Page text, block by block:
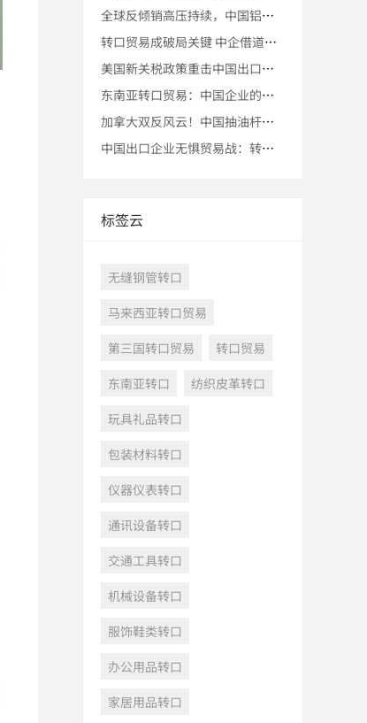
全球反倾销高压持续，中国铝材出口迎来“第三国转口”突破窗口
转口贸易成破局关键 中企借道第三国规避美对华145%关税壁垒
美国新关税政策重击中国出口，马来西亚转口贸易迎来新机遇
东南亚转口贸易：中国企业的新出海通道
加拿大双反风云！中国抽油杆企业玩转转口策略勇闯贸易迷雾
中国出口企业无惧贸易战：转口贸易助您安全稳妥通向全球市场
标签云
无缝钢管转口
马来西亚转口贸易
第三国转口贸易
转口贸易
东南亚转口
纺织皮革转口
玩具礼品转口
包装材料转口
仪器仪表转口
通讯设备转口
交通工具转口
机械设备转口
服饰鞋类转口
办公用品转口
家居用品转口